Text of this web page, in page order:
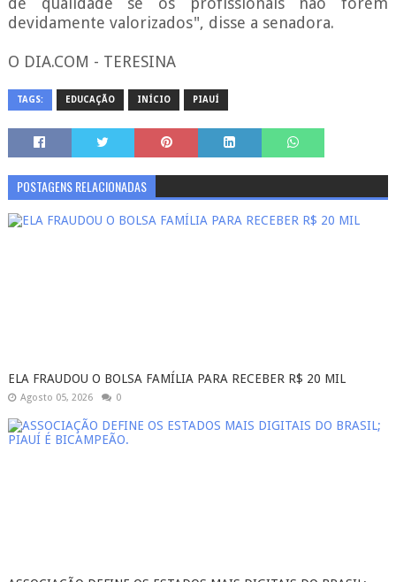
devidamente valorizados", disse a senadora.
O DIA.COM - TERESINA
TAGS: EDUCAÇÃO INÍCIO PIAUÍ
POSTAGENS RELACIONADAS
ELA FRAUDOU O BOLSA FAMÍLIA PARA RECEBER R$ 20 MIL
Agosto 05, 2026 0